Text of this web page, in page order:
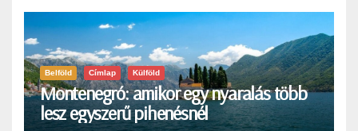
Belföld Címlap Külföld
Montenegró: amikor egy nyaralás több
lesz egyszerű pihenésnél